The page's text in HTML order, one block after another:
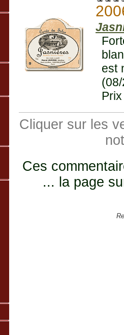
est
Cliquer sur les
Ces
... la page